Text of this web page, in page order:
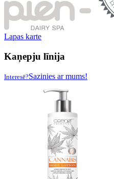
Lapas karte
Kaņepju līnija
Interesē?Sazinies ar mums!